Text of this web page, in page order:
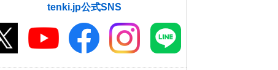
tenki.jp公式SNS